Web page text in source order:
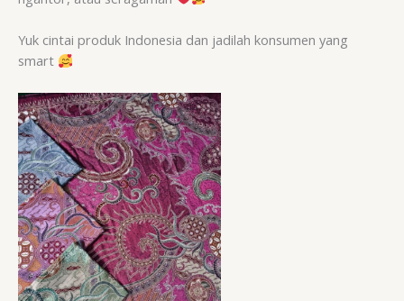
Yuk cintai produk Indonesia dan jadilah konsumen yang
smart